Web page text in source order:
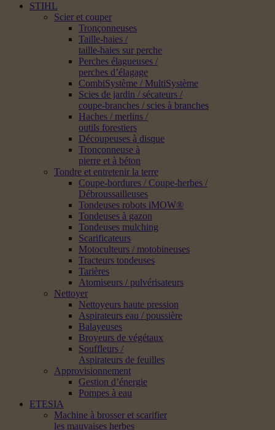
STIHL
Scier et couper
Tronçonneuses
Taille-haies /
taille-haies sur perche
Perches élagueuses /
perches d’élagage
CombiSystème / MultiSystème
Scies de jardin / sécateurs /
coupe-branches / scies à branches
Haches / merlins /
outils forestiers
Découpeuses à disque
Tronçonneuse à
pierre et à béton
Tondre et entretenir la terre
Coupe-bordures / Coupe-herbes /
Débroussailleuses
Tondeuses robots iMOW®
Tondeuses à gazon
Tondeuses mulching
Scarificateurs
Motoculteurs / motobineuses
Tracteurs tondeuses
Tarières
Atomiseurs / pulvérisateurs
Nettoyer
Nettoyeurs haute pression
Aspirateurs eau / poussière
Balayeuses
Broyeurs de végétaux
Souffleurs /
Aspirateurs de feuilles
Approvisionnement
Gestion d’énergie
Pompes à eau
ETESIA
Machine à brosser et scarifier
les mauvaises herbes